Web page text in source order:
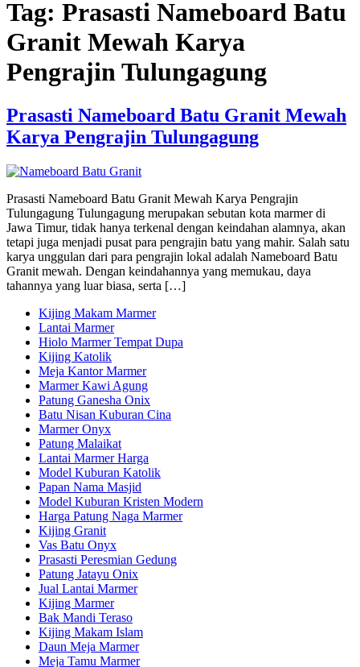
Tag: Prasasti Nameboard Batu
Granit Mewah Karya
Pengrajin Tulungagung
Prasasti Nameboard Batu Granit Mewah
Karya Pengrajin Tulungagung
Prasasti Nameboard Batu Granit Mewah Karya Pengrajin
Tulungagung Tulungagung merupakan sebutan kota marmer di
Jawa Timur, tidak hanya terkenal dengan keindahan alamnya, akan
tetapi juga menjadi pusat para pengrajin batu yang mahir. Salah satu
karya unggulan dari para pengrajin lokal adalah Nameboard Batu
Granit mewah. Dengan keindahannya yang memukau, daya
tahannya yang luar biasa, serta […]
Kijing Makam Marmer
Lantai Marmer
Hiolo Marmer Tempat Dupa
Kijing Katolik
Meja Kantor Marmer
Marmer Kawi Agung
Patung Ganesha Onix
Batu Nisan Kuburan Cina
Marmer Onyx
Patung Malaikat
Lantai Marmer Harga
Model Kuburan Katolik
Papan Nama Masjid
Model Kuburan Kristen Modern
Harga Patung Naga Marmer
Kijing Granit
Vas Batu Onyx
Prasasti Peresmian Gedung
Patung Jatayu Onix
Jual Lantai Marmer
Kijing Marmer
Bak Mandi Teraso
Kijing Makam Islam
Daun Meja Marmer
Meja Tamu Marmer